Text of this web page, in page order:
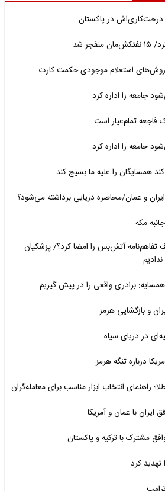
درخت‌کاری‌اش در پاکستان
شد
| روش‌های استعلام موجودی حکمت کارت
جامعه را اداره کرد
فاجعه تمام‌عیار است
جامعه را اداره کرد
همسایگان را علیه ما بسیج کند
ایران و عمان/محاصره دریایی برداشته می‌شود؟
مکه
تفاهم‌نامه آتش‌بس را امضا کرد؟/ پزشکیان:
برادری واقعی را در پیش گیریم
و بازگشایی هرمز
در دریای سیاه
درباره تنگه هرمز
راهنمای انتخاب ابزار مناسب برای معامله‌گران
ایران با عمان و آمریکا
مشترک با ترکیه و پاکستان
تهدید کرد